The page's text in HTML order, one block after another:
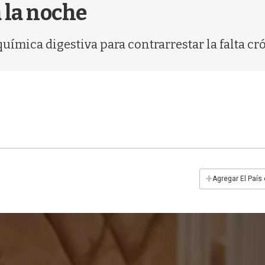
noche
digestiva para contrarrestar la falta
+Agregar El País